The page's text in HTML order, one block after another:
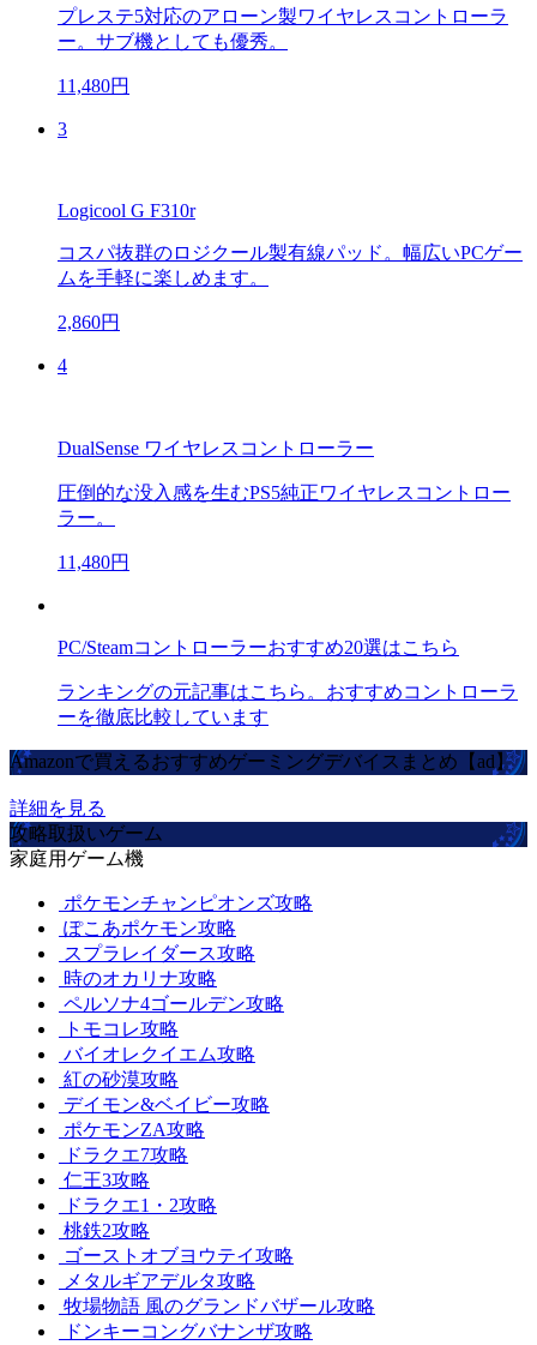
プレステ5対応のアローン製ワイヤレスコントローラ
ー。サブ機としても優秀。
11,480円
3
Logicool G F310r
コスパ抜群のロジクール製有線パッド。幅広いPCゲー
ムを手軽に楽しめます。
2,860円
4
DualSense ワイヤレスコントローラー
圧倒的な没入感を生むPS5純正ワイヤレスコントロー
ラー。
11,480円
PC/Steamコントローラーおすすめ20選はこちら
ランキングの元記事はこちら。おすすめコントローラ
ーを徹底比較しています
Amazonで買えるおすすめゲーミングデバイスまとめ【ad】
詳細を見る
攻略取扱いゲーム
家庭用ゲーム機
ポケモンチャンピオンズ攻略
ぽこあポケモン攻略
スプラレイダース攻略
時のオカリナ攻略
ペルソナ4ゴールデン攻略
トモコレ攻略
バイオレクイエム攻略
紅の砂漠攻略
デイモン&ベイビー攻略
ポケモンZA攻略
ドラクエ7攻略
仁王3攻略
ドラクエ1・2攻略
桃鉄2攻略
ゴーストオブヨウテイ攻略
メタルギアデルタ攻略
牧場物語 風のグランドバザール攻略
ドンキーコングバナンザ攻略